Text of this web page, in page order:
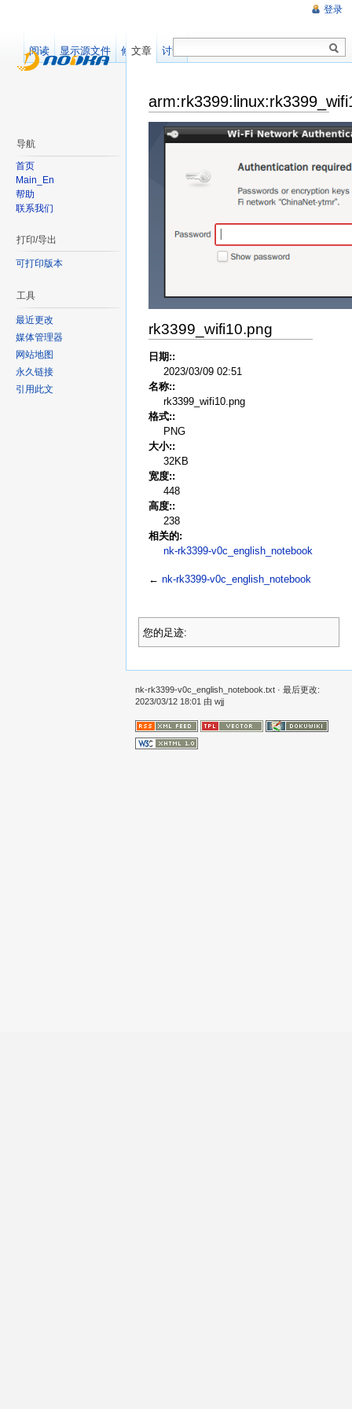
rk3399_wifi10.png
日期::
2023/03/09 02:51
名称::
rk3399_wifi10.png
格式::
PNG
大小::
32KB
宽度::
448
高度::
238
相关的:
nk-rk3399-v0c_english_notebook
← nk-rk3399-v0c_english_notebook
您的足迹:
登录
文章 讨论
阅读 显示源文件 修订记录
导航
首页
Main_En
帮助
联系我们
打印/导出
可打印版本
工具
最近更改
媒体管理器
网站地图
永久链接
引用此文
nk-rk3399-v0c_english_notebook.txt · 最后更改:
2023/03/12 18:01 由 wjj